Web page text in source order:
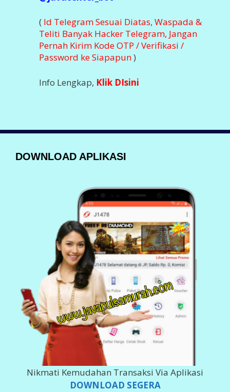
( Id Telegram Sesuai Diatas, Waspada &
Teliti Banyak Hacker Telegram, Jangan
Pernah Kirim Kode OTP / Verifikasi /
Password ke Siapapun)
Info Lengkap, Klik DIsini
DOWNLOAD APLIKASI
Nikmati Kemudahan Transaksi Via Aplikasi
DOWNLOAD SEGERA